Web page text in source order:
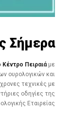
Σήμερα
Πειραιάμε
ουρολογικών και
τεχνικές με
οδηγίες της
Εταιρείας